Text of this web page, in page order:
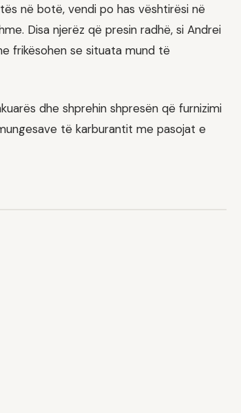
në botë, vendi po has vështirësi në
Disa njerëz që presin radhë, si Andrei
frikësohen se situata mund të
dhe shprehin shpresën që furnizimi
të karburantit me pasojat e